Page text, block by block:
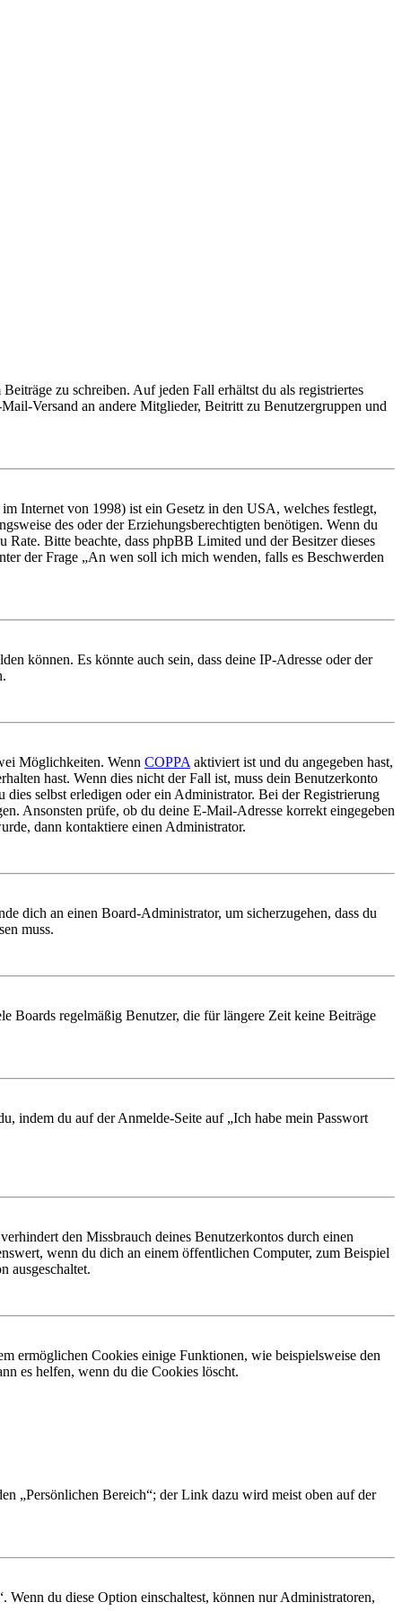
zu schreiben. Auf jeden Fall erhältst du als registriertes
Versand an andere Mitglieder, Beitritt zu Benutzergruppen und
Internet von 1998) ist ein Gesetz in den USA, welches festlegt,
des oder der Erziehungsberechtigten benötigen. Wenn du
Bitte beachte, dass phpBB Limited und der Besitzer dieses
der Frage „An wen soll ich mich wenden, falls es Beschwerden
können. Es könnte auch sein, dass deine IP-Adresse oder der
Möglichkeiten. Wenn COPPA aktiviert ist und du angegeben hast,
hast. Wenn dies nicht der Fall ist, muss dein Benutzerkonto
selbst erledigen oder ein Administrator. Bei der Registrierung
Ansonsten prüfe, ob du deine E-Mail-Adresse korrekt eingegeben
dann kontaktiere einen Administrator.
dich an einen Board-Administrator, um sicherzugehen, dass du
muss.
Boards regelmäßig Benutzer, die für längere Zeit keine Beiträge
indem du auf der Anmelde-Seite auf „Ich habe mein Passwort
den Missbrauch deines Benutzerkontos durch einen
wenn du dich an einem öffentlichen Computer, zum Beispiel
ausgeschaltet.
ermöglichen Cookies einige Funktionen, wie beispielsweise den
es helfen, wenn du die Cookies löscht.
„Persönlichen Bereich“; der Link dazu wird meist oben auf der
du diese Option einschaltest, können nur Administratoren,